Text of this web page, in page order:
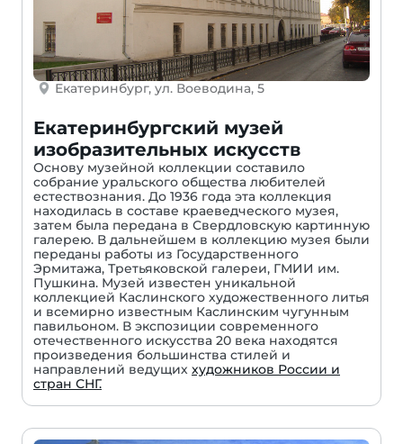
Екатеринбург, ул. Воеводина, 5
Екатеринбургский музей
изобразительных искусств
Основу музейной коллекции составило
собрание уральского общества любителей
естествознания. До 1936 года эта коллекция
находилась в составе краеведческого музея,
затем была передана в Свердловскую картинную
галерею. В дальнейшем в коллекцию музея были
переданы работы из Государственного
Эрмитажа, Третьяковской галереи, ГМИИ им.
Пушкина. Музей известен уникальной
коллекцией Каслинского художественного литья
и всемирно известным Каслинским чугунным
павильоном. В экспозиции современного
отечественного искусства 20 века находятся
произведения большинства стилей и
направлений ведущих художников России и
стран СНГ.